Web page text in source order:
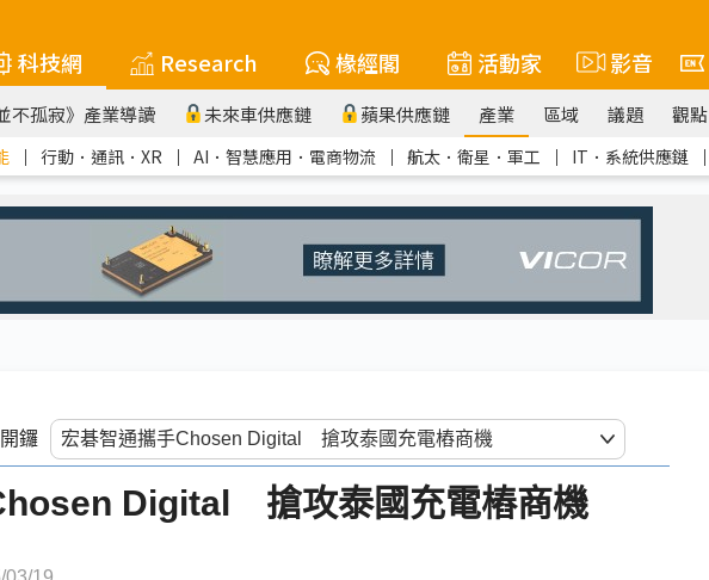
科技網 Research 椽經閣 活動家 影音
不孤寂》產業導讀 未來車供應鏈 蘋果供應鏈 產業 區域 議題 觀點
｜ 行動．通訊．XR ｜ AI．智慧應用．電商物流 ｜ 航太．衛星．軍工 ｜ IT．系統供應鏈 ｜
鑼
Digital 搶攻泰國充電樁商機